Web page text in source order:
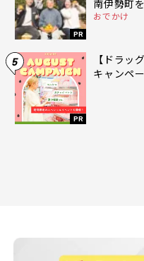
PR
南伊勢町
おでかけ
5
PR
【ドラッ
キャンペ